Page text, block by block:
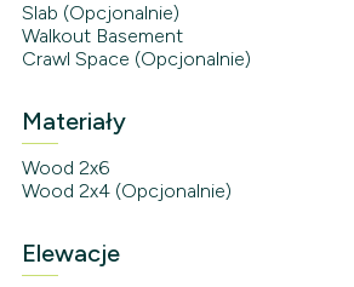
Slab (Opcjonalnie)
Walkout Basement
Crawl Space (Opcjonalnie)
Materiały
Wood 2x6
Wood 2x4 (Opcjonalnie)
Elewacje